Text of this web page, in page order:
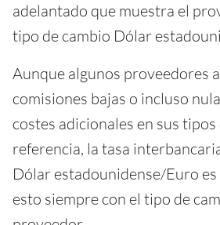
adelantado que muestra el
tipo de cambio Dólar
Aunque algunos proveedores
comisiones bajas o incluso
costes adicionales en sus
referencia, la tasa
Dólar estadounidense/Euro
esto siempre con el tipo de